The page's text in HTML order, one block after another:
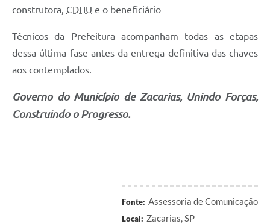
construtora, CDHU e o beneficiário
Técnicos da Prefeitura acompanham todas as etapas
dessa última fase antes da entrega definitiva das chaves
aos contemplados.
Governo do Município de Zacarias, Unindo Forças,
Construindo o Progresso.
Fonte: Assessoria de Comunicação
Local: Zacarias, SP